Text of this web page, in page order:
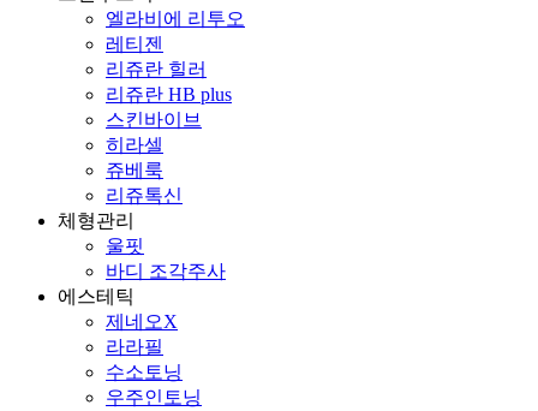
엘라비에 리투오
레티젠
리쥬란 힐러
리쥬란 HB plus
스킨바이브
히라셀
쥬베룩
리쥬톡신
체형관리
울핏
바디 조각주사
에스테틱
제네오X
라라필
수소토닝
우주인토닝